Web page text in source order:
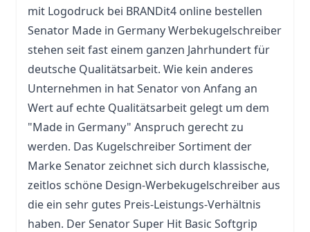
mit Logodruck bei BRANDit4 online bestellen
Senator Made in Germany Werbekugelschreiber
stehen seit fast einem ganzen Jahrhundert für
deutsche Qualitätsarbeit. Wie kein anderes
Unternehmen in hat Senator von Anfang an
Wert auf echte Qualitätsarbeit gelegt um dem
"Made in Germany" Anspruch gerecht zu
werden. Das Kugelschreiber Sortiment der
Marke Senator zeichnet sich durch klassische,
zeitlos schöne Design-Werbekugelschreiber aus
die ein sehr gutes Preis-Leistungs-Verhältnis
haben. Der Senator Super Hit Basic Softgrip